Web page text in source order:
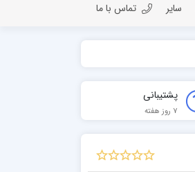
سایر تماس با ما
پشتیبانی
7 روز هفته